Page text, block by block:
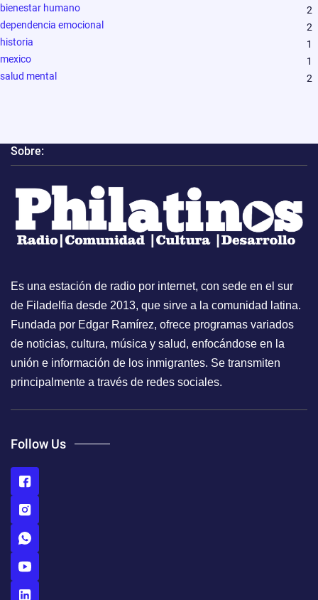
bienestar humano
2
dependencia emocional
2
historia
1
mexico
1
salud mental
2
Sobre:
Es una estación de radio por internet, con sede en el sur
de Filadelfia desde 2013, que sirve a la comunidad latina.
Fundada por Edgar Ramírez, ofrece programas variados
de noticias, cultura, música y salud, enfocándose en la
unión e información de los inmigrantes. Se transmiten
principalmente a través de redes sociales.
Follow Us